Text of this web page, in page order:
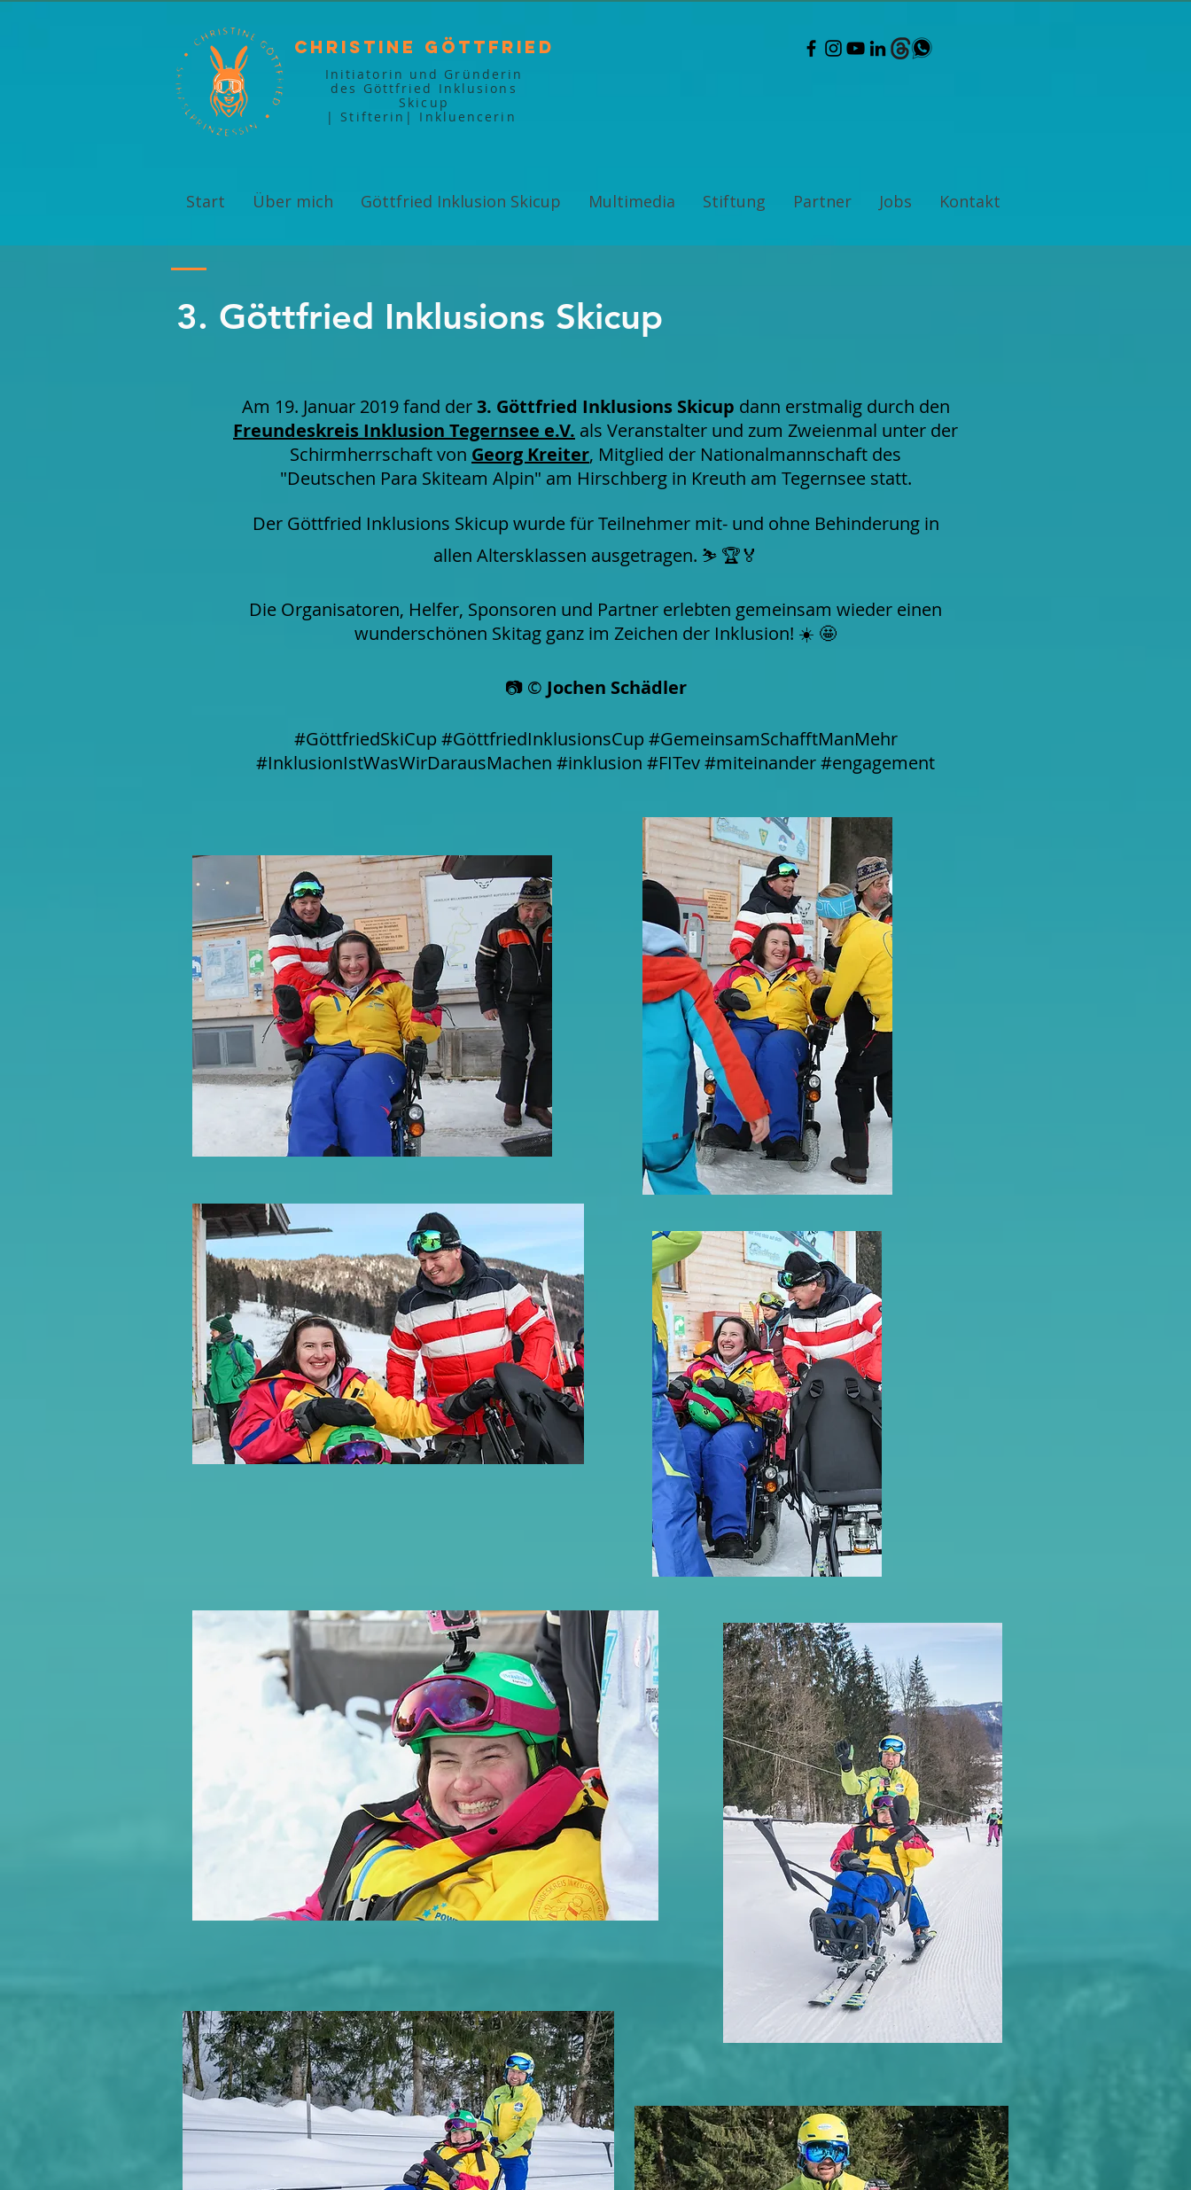
Christine Göttfried
Initiatorin und Gründerin
des Göttfried Inklusions
Skicup
| Stifterin| Inkluencerin
Start Über mich Göttfried Inklusion Skicup Multimedia Stiftung Partner Jobs Kontakt
3. Göttfried Inklusions Skicup
Am 19. Januar 2019 fand der3. Göttfried Inklusions Skicup dann erstmalig durch den
Freundeskreis Inklusion Tegernsee e.V. als Veranstalter und zum Zweienmal unter der
Schirmherrschaft von Georg Kreiter, Mitglied der Nationalmannschaft des
"Deutschen Para Skiteam Alpin" am Hirschberg in Kreuth am Tegernsee statt.
Der Göttfried Inklusions Skicup wurde für Teilnehmer mit- und ohne Behinderung in
allen Altersklassen ausgetragen. ⛷️ 🏆🏅
Die Organisatoren, Helfer, Sponsoren und Partner erlebten gemeinsam wieder einen
wunderschönen Skitag ganz im Zeichen der Inklusion! ☀️ 🤩
📷 © Jochen Schädler
#GöttfriedSkiCup #GöttfriedInklusionsCup #GemeinsamSchafftManMehr
#InklusionIstWasWirDarausMachen #inklusion #FITev #miteinander #engagement